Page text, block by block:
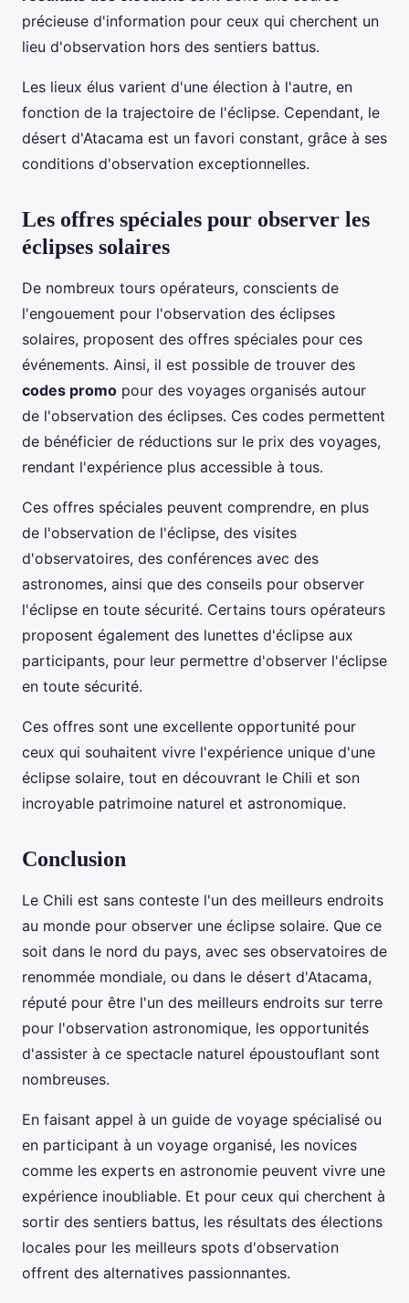
précieuse d'information pour ceux qui cherchent un
lieu d'observation hors des sentiers battus.
Les lieux élus varient d'une élection à l'autre, en
fonction de la trajectoire de l'éclipse. Cependant, le
désert d'Atacama est un favori constant, grâce à ses
conditions d'observation exceptionnelles.
Les offres spéciales pour observer les
éclipses solaires
De nombreux tours opérateurs, conscients de
l'engouement pour l'observation des éclipses
solaires, proposent des offres spéciales pour ces
événements. Ainsi, il est possible de trouver des
codes promo pour des voyages organisés autour
de l'observation des éclipses. Ces codes permettent
de bénéficier de réductions sur le prix des voyages,
rendant l'expérience plus accessible à tous.
Ces offres spéciales peuvent comprendre, en plus
de l'observation de l'éclipse, des visites
d'observatoires, des conférences avec des
astronomes, ainsi que des conseils pour observer
l'éclipse en toute sécurité. Certains tours opérateurs
proposent également des lunettes d'éclipse aux
participants, pour leur permettre d'observer l'éclipse
en toute sécurité.
Ces offres sont une excellente opportunité pour
ceux qui souhaitent vivre l'expérience unique d'une
éclipse solaire, tout en découvrant le Chili et son
incroyable patrimoine naturel et astronomique.
Conclusion
Le Chili est sans conteste l'un des meilleurs endroits
au monde pour observer une éclipse solaire. Que ce
soit dans le nord du pays, avec ses observatoires de
renommée mondiale, ou dans le désert d'Atacama,
réputé pour être l'un des meilleurs endroits sur terre
pour l'observation astronomique, les opportunités
d'assister à ce spectacle naturel époustouflant sont
nombreuses.
En faisant appel à un guide de voyage spécialisé ou
en participant à un voyage organisé, les novices
comme les experts en astronomie peuvent vivre une
expérience inoubliable. Et pour ceux qui cherchent à
sortir des sentiers battus, les résultats des élections
locales pour les meilleurs spots d'observation
offrent des alternatives passionnantes.